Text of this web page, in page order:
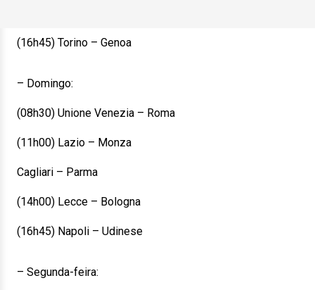
(16h45) Torino – Genoa
– Domingo:
(08h30) Unione Venezia – Roma
(11h00) Lazio – Monza
Cagliari – Parma
(14h00) Lecce – Bologna
(16h45) Napoli – Udinese
– Segunda-feira: